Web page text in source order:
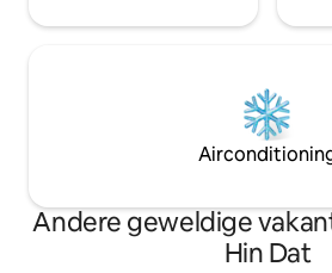
Andere geweldige
Hin Dat